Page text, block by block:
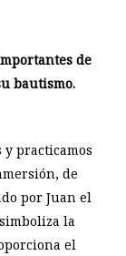
de
bautismo.
y practicamos
de
por Juan el
la
el